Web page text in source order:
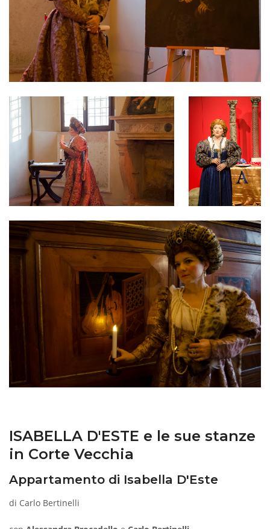
ISABELLA D'ESTE e le sue stanze
in Corte Vecchia
Appartamento di Isabella D'Este
di Carlo Bertinelli